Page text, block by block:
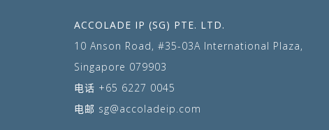
ACCOLADE IP (SG) PTE. LTD.
10 Anson Road, #35-03A International Plaza,
Singapore 079903
电话 +65 6227 0045
电邮 sg@accoladeip.com